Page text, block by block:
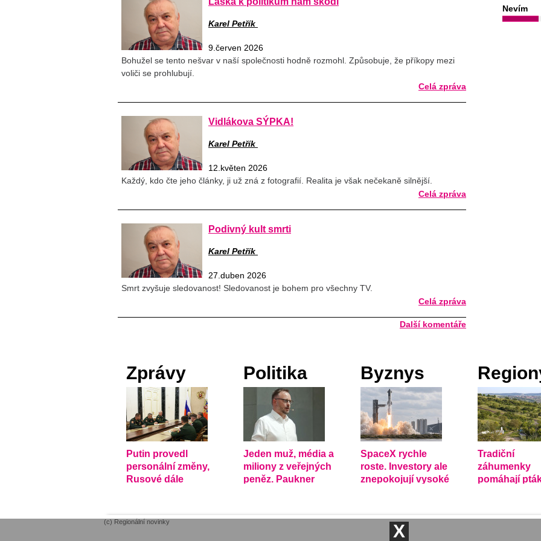
Karel Petřík
9.červen 2026
Bohužel se tento nešvar v naší společnosti hodně rozmohl. Způsobuje, že příkopy mezi
voliči se prohlubují.
Celá zpráva
Vidlákova SÝPKA!
Karel Petřík
12.květen 2026
Každý, kdo čte jeho články, ji už zná z fotografií. Realita je však nečekaně silnější.
Celá zpráva
Podivný kult smrti
Karel Petřík
27.duben 2026
Smrt zvyšuje sledovanost! Sledovanost je bohem pro všechny TV.
Celá zpráva
Další komentáře
Nevím
Zprávy
Putin provedl
personální změny,
Rusové dále
Politika
Jeden muž, média a
miliony z veřejných
peněz. Paukner
Byznys
SpaceX rychle
roste. Investory ale
znepokojují vysoké
Tradiční
záhumenky
pomáhají
(c) Regionální novinky X